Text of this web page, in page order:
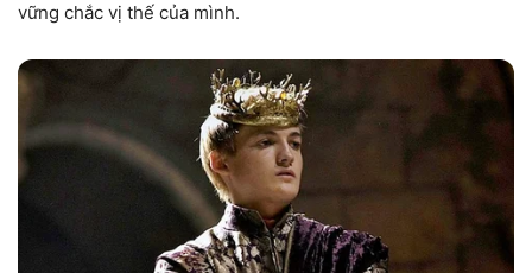
vững chắc vị thế của mình.